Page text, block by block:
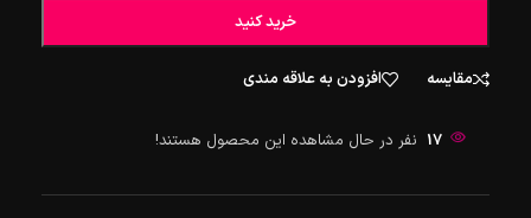
خرید کنید
مقایسه افزودن به علاقه مندی
17 نفر در حال مشاهده این محصول هستند!